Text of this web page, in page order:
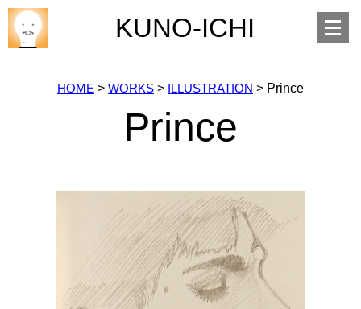
KUNO-ICHI
Open
menu
HOME > WORKS > ILLUSTRATION > Prince
Prince